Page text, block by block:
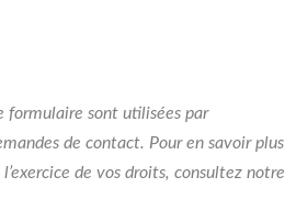
formulaire sont utilisées par
de contact. Pour en savoir plus
de vos droits, consultez notre